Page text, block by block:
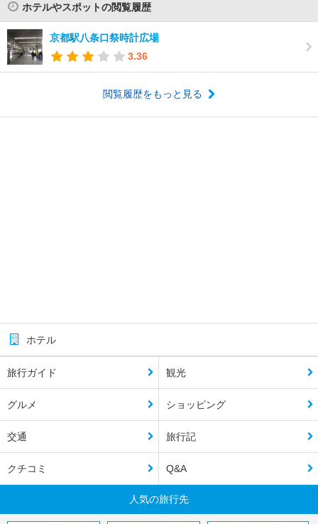
ホテルやスポットの閲覧履歴
京都駅八条口祭時計広場
3.36
閲覧履歴をもっと見る
ホテル
旅行ガイド 観光
グルメ ショッピング
交通 旅行記
クチコミ Q&A
人気の旅行先